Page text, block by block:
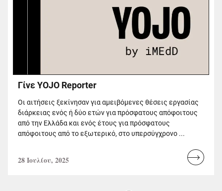
Γίνε YOJO Reporter
Οι αιτήσεις ξεκίνησαν για αμειβόμενες θέσεις εργασίας
διάρκειας ενός ή δύο ετών για πρόσφατους απόφοιτους
από την Ελλάδα και ενός έτους για πρόσφατους
απόφοιτους από το εξωτερικό, στο υπερσύγχρονο ...
28 Ιουλίου, 2025
Read